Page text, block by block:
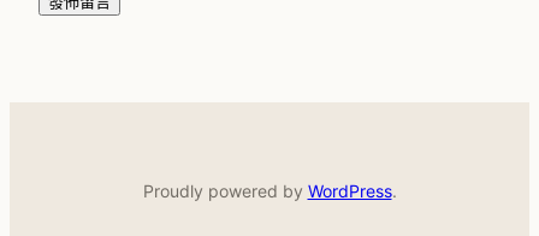
Proudly powered by WordPress.